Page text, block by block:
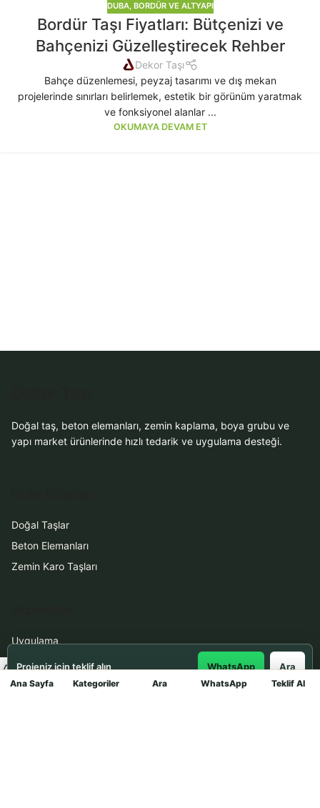
DUBA, BORDÜR VE ALTYAPI
Bordür Taşı Fiyatları: Bütçenizi ve
Bahçenizi Güzelleştirecek Rehber
Dekor Taşı
Bahçe düzenlemesi, peyzaj tasarımı ve dış mekan
projelerinde sınırları belirlemek, estetik bir görünüm yaratmak
ve fonksiyonel alanlar ...
OKUMAYA DEVAM ET
Ana Sayfa Kategoriler Ara WhatsApp Teklif Al
Doğal taş, beton elemanları, zemin kaplama, boya grubu ve
yapı market ürünlerinde hızlı tedarik ve uygulama desteği.
Doğal Taşlar
Beton Elemanları
Zemin Karo Taşları
Uygulama
Boya Badana
Projeniz için teklif alın WhatsApp Ara